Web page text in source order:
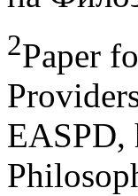
2Paper
EASPD,